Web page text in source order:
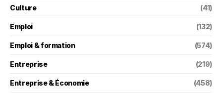
Culture (41)
Emploi (132)
Emploi & formation (574)
Entreprise (219)
Entreprise & Économie (458)